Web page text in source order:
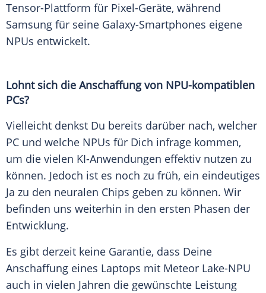
Tensor-Plattform für Pixel-Geräte, während
Samsung für seine Galaxy-Smartphones eigene
NPUs entwickelt.
Lohnt sich die Anschaffungvon NPU-kompatiblen
PCs?
Vielleicht denkst Du bereits darüber nach, welcher
PC und welche NPUs für Dich infrage kommen,
um die vielen KI-Anwendungen effektiv nutzen zu
können. Jedoch ist es noch zu früh, ein eindeutiges
Ja zu den neuralen Chips geben zu können. Wir
befinden uns weiterhin in den ersten Phasen der
Entwicklung.
Es gibt derzeit keine Garantie, dass Deine
Anschaffung eines Laptops mit Meteor Lake-NPU
auch in vielen Jahren die gewünschte Leistung